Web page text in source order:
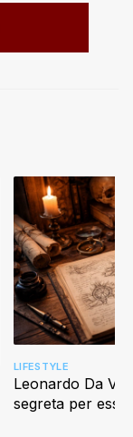
Leonardo Da
segreta per
LIFESTYLE